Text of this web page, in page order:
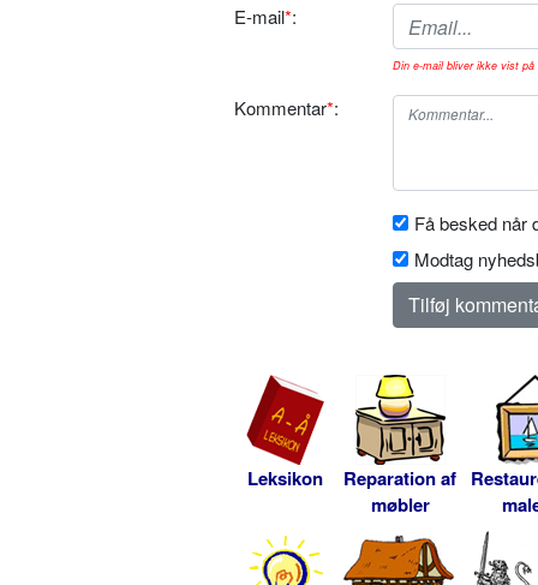
E-mail*:
Din e-mail bliver ikke vist
Kommentar*:
Få besked når
Modtag
Leksikon
Reparation af
møbler